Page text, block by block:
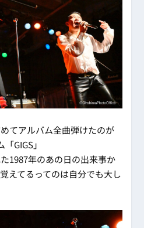
てアルバム全曲弾けたのが
GIGS」
1987年のあの日の出来事か
えてるってのは自分でも大し